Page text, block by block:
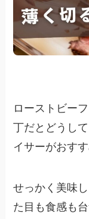
ローストビー
丁だとどうし
イサーがおすす
せっかく美味
た目も食感も